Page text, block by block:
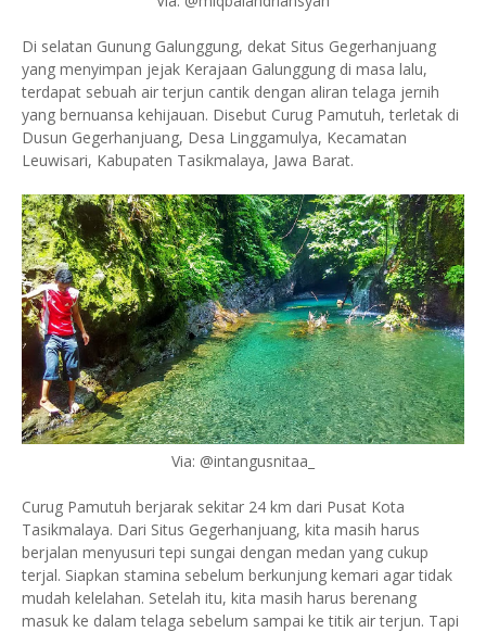
Di selatan Gunung Galunggung, dekat Situs Gegerhanjuang
yang menyimpan jejak Kerajaan Galunggung di masa lalu,
terdapat sebuah air terjun cantik dengan aliran telaga jernih
yang bernuansa kehijauan. Disebut Curug Pamutuh, terletak di
Dusun Gegerhanjuang, Desa Linggamulya, Kecamatan
Leuwisari, Kabupaten Tasikmalaya, Jawa Barat.
Via: @intangusnitaa_
Curug Pamutuh berjarak sekitar 24 km dari Pusat Kota
Tasikmalaya. Dari Situs Gegerhanjuang, kita masih harus
berjalan menyusuri tepi sungai dengan medan yang cukup
terjal. Siapkan stamina sebelum berkunjung kemari agar tidak
mudah kelelahan. Setelah itu, kita masih harus berenang
masuk ke dalam telaga sebelum sampai ke titik air terjun. Tapi